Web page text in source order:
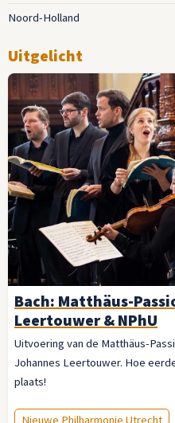
Noord-Holland
Uitgelicht
Bach: Matthäus-
Leertouwer & NPhU
Uitvoering van de Matthäus-
Johannes Leertouwer. Hoe
plaats!
Nieuwe Philharmonie Utrecht